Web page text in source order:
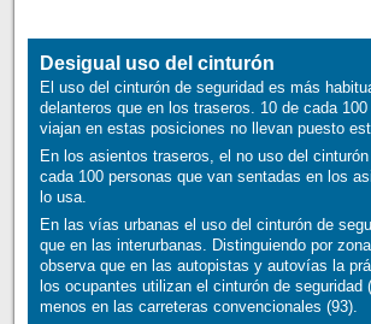
Desigual uso del cinturón
El uso del cinturón de seguridad es más
delanteros que en los traseros. 10 de cada
viajan en estas posiciones no llevan puesto
En los asientos traseros, el no uso del
cada 100 personas que van sentadas en los
lo usa.
En las vías urbanas el uso del cinturón de
que en las interurbanas. Distinguiendo por
observa que en las autopistas y autovías la
los ocupantes utilizan el cinturón de seguridad
menos en las carreteras convencionales (93).